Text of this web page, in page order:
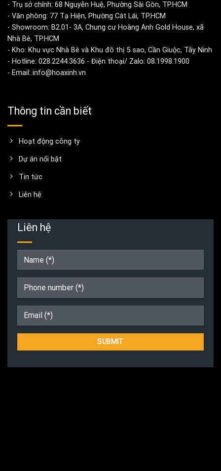
- Trụ sở chính: 68 Nguyễn Huệ, Phường Sài Gòn, TP.HCM
- Văn phòng: 77 Tạ Hiện, Phường Cát Lái, TP.HCM
- Showroom: B2.01- 3A, Chung cư Hoàng Anh Gold House, xã
Nhà Bè, TP.HCM
- Kho: Khu vực Nhà Bè và Khu đô thị 5 sao, Cần Giuộc, Tây Ninh
- Hotline: 028.2244.3636 - Điện thoại/ Zalo: 08.1998.1900
- Email: info@hoaxinh.vn
Thông tin cần biết
Hoạt động công ty
Dự án nổi bật
Tin tức
Liên hệ
Liên hệ